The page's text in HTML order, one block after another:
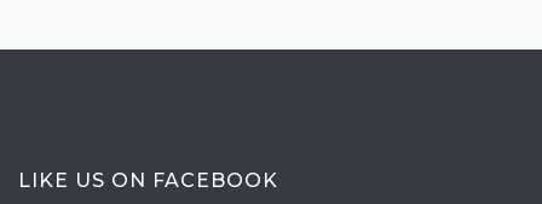
LIKE US ON FACEBOOK